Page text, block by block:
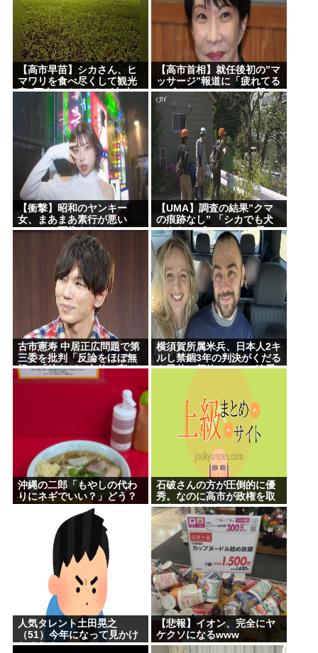
【高市早苗】シカさん、ヒ
マワリを食べ尽くして観光
客6万人のイベントが中止に
なる…さらにコスモス畑も
食べ尽くす
【高市首相】就任後初の”マ
ッサージ”報道に「疲れてる
アピ？」とSNSでは一部か
ら冷ややかな声…被災地視
察”PV動画”から続く不信
【衝撃】昭和のヤンキー
女、まあまあ素行が悪い
www (※画像あり)
【UMA】調査の結果”クマ
の痕跡なし” 「シカでも犬
でもないゴロンとして黒い
動物を見た」 札幌市清田区
古市憲寿 中居正広問題で第
三委を批判「反論をほぼ無
視」「彼らが一方的に言っ
たことが世の中に定着して
横須賀所属米兵、日本人2キ
ルし禁錮3年の判決がくだる
も恩赦で釈放！ニュー速愛
沖縄の二郎「もやしの代わ
りにネギでいい？」どう？
石破さんの方が圧倒的に優
秀。なのに高市が政権を取
ったのはおかしい
人気タレント土田晃之
（51）今年になって見かけ
なくなる
【悲報】イオン、完全にヤ
ケクソになるwww